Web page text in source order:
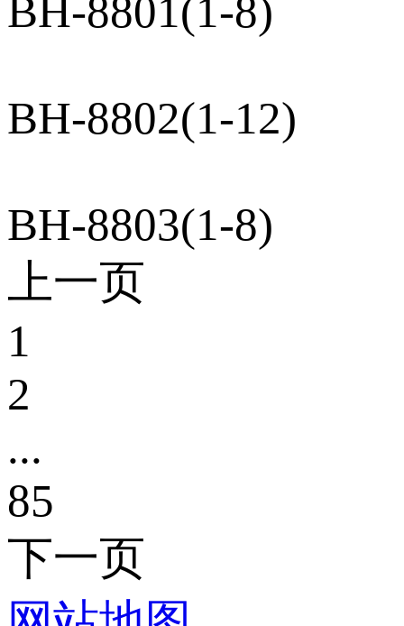
BH-8801(1-8)
BH-8802(1-12)
BH-8803(1-8)
上一页
1
2
...
85
下一页